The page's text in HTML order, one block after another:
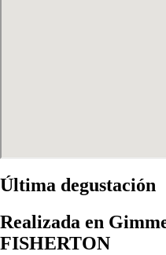
Última degustación
Realizada en
FISHERTON